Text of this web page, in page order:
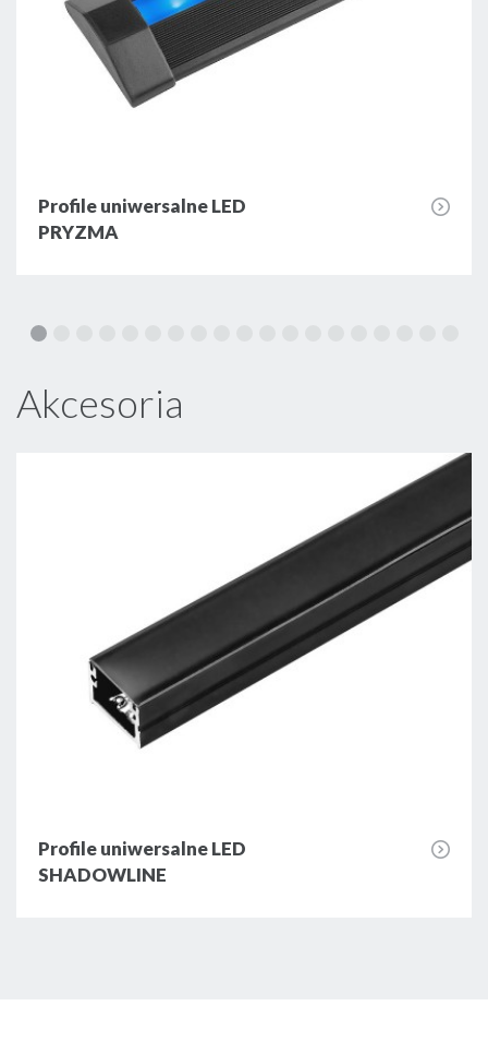
Profile uniwersalne LED
PRYZMA
Akcesoria
Profile uniwersalne LED
SHADOWLINE